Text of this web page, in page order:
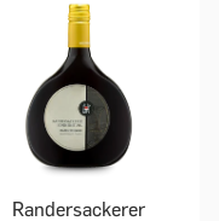
Randersackerer